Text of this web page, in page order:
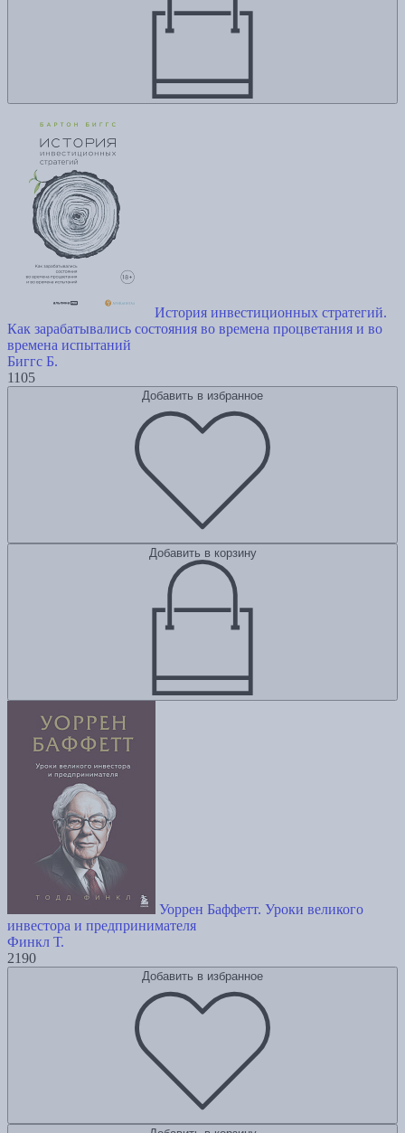
История инвестиционных стратегий.
Как зарабатывались состояния во времена процветания и во
времена испытаний
Биггс Б.
1105
Добавить в избранное
Добавить в корзину
Уоррен Баффетт. Уроки великого
инвестора и предпринимателя
Финкл Т.
2190
Добавить в избранное